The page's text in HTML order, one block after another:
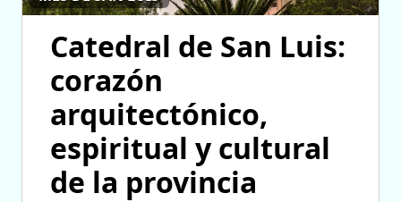
Catedral de San Luis:
corazón
arquitectónico,
espiritual y cultural
de la provincia